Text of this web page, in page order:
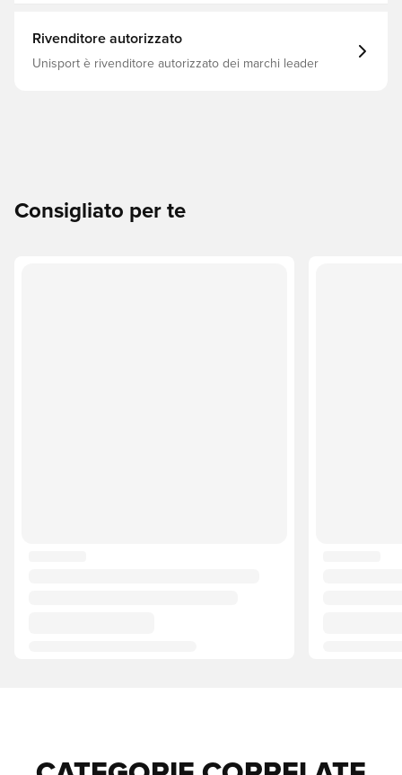
Rivenditore autorizzato
Unisport è rivenditore autorizzato dei marchi leader
Consigliato per te